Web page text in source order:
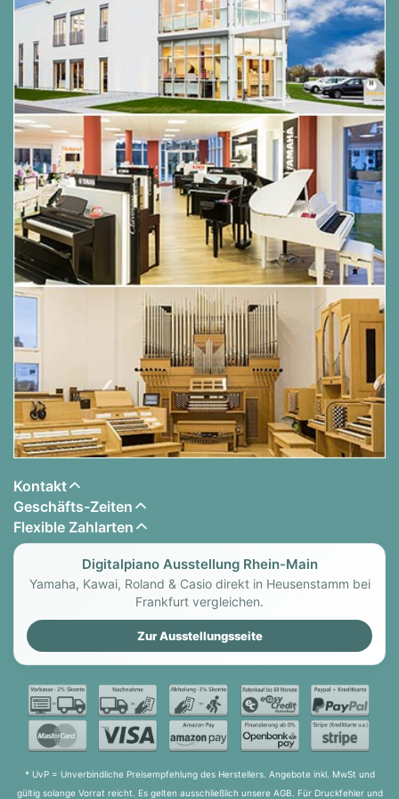
Für alle elektronischen Orgel mit 2 Manualen und
Pedal.
Kontakt
Geschäfts-Zeiten
Flexible Zahlarten
Digitalpiano Ausstellung Rhein-Main
Yamaha, Kawai, Roland & Casio direkt in Heusenstamm bei
Frankfurt vergleichen.
Zur Ausstellungsseite
* UvP = Unverbindliche Preisempfehlung des Herstellers. Angebote inkl. MwSt und
gültig solange Vorrat reicht. Es gelten ausschließlich unsere AGB. Für Druckfehler und